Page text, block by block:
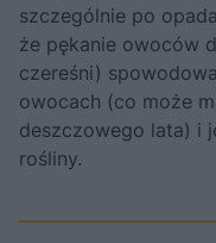
szczególnie po
że pękanie owoców
czereśni)
owocach (co może
deszczowego lata) i
rośliny.